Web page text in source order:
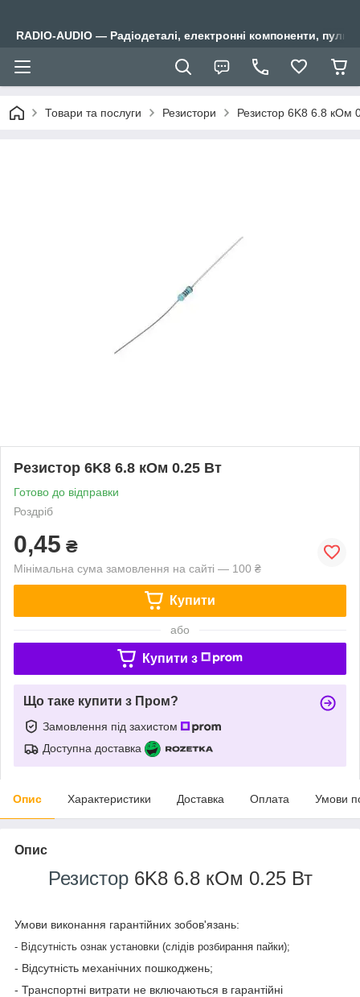
RADIO-AUDIO — Радіодеталі, електронні компоненти,
Товари та послуги Резистори Резистор 6K8 6.8 кОм
Резистор 6K8 6.8 кОм 0.25 Вт
Готово до відправки
Роздріб
0,45 ₴
Мінімальна сума замовлення на сайті — 100 ₴
Купити
або
Купити з
Що таке купити з Пром?
Замовлення під захистом
Доступна доставка
Опис Характеристики Доставка Оплата Умови
Опис
Резистор6K8 6.8 кОм 0.25 Вт
Умови виконання гарантійних зобов'язань:
- Відсутність ознак установки (слідів розбирання пайки);
- Відсутність механічних пошкоджень;
- Транспортні витрати не включаються в гарантійні